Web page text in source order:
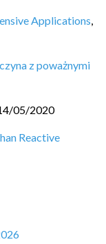
Applications,
z poważnymi
05/2020
Reactive